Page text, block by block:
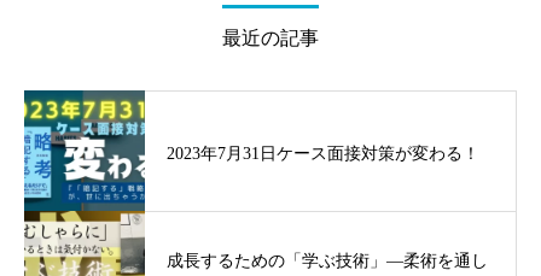
最近の記事
2023年7月31日ケース面接対策が変わる！
成長するための「学ぶ技術」—柔術を通し